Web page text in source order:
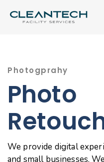
links
Photogprahy
Photo
We provide digital
and small businesses.